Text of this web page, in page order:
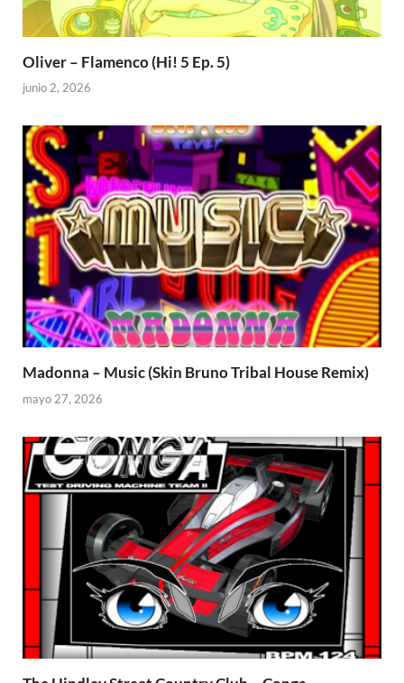
Oliver – Flamenco (Hi! 5 Ep. 5)
junio 2, 2026
Madonna – Music (Skin Bruno Tribal House Remix)
mayo 27, 2026